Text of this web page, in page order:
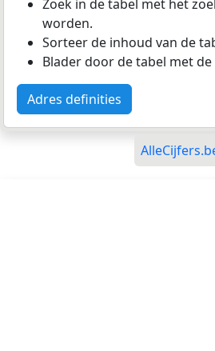
Zoek in de tabel met het
worden.
Sorteer de inhoud van de
Blader door de tabel met
Adres definities